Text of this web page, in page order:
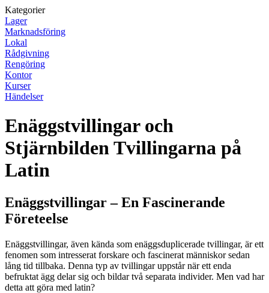
Kategorier
Lager
Marknadsföring
Lokal
Rådgivning
Rengöring
Kontor
Kurser
Händelser
Enäggstvillingar och
Stjärnbilden Tvillingarna på
Latin
Enäggstvillingar – En Fascinerande
Företeelse
Enäggstvillingar, även kända som enäggsduplicerade tvillingar, är ett
fenomen som intresserat forskare och fascinerat människor sedan
lång tid tillbaka. Denna typ av tvillingar uppstår när ett enda
befruktat ägg delar sig och bildar två separata individer. Men vad har
detta att göra med latin?